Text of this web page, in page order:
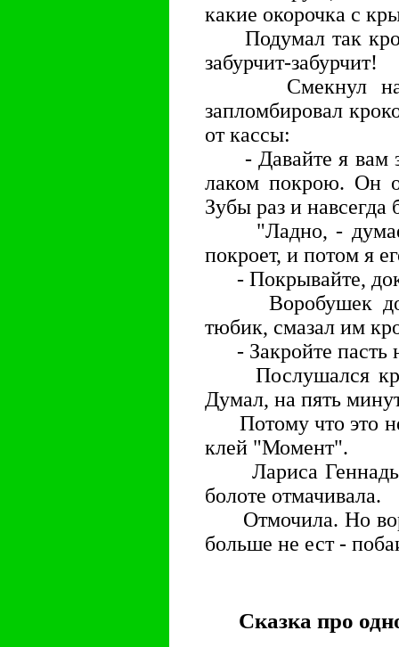
какие окорочка с
Подумал так
забурчит-забурчит!
Смекнул наш
запломбировал
от кассы:
- Давайте я вам
лаком покрою. Он
Зубы раз и навсегда
"Ладно, - думает
покроет, и потом я
- Покрывайте,
Воробушек
тюбик, смазал им
- Закройте пасть
Послушался
Думал, на пять
Потому что это
клей "Момент".
Лариса
болоте отмачивала.
Отмочила. Но
больше не ест -
Сказка про